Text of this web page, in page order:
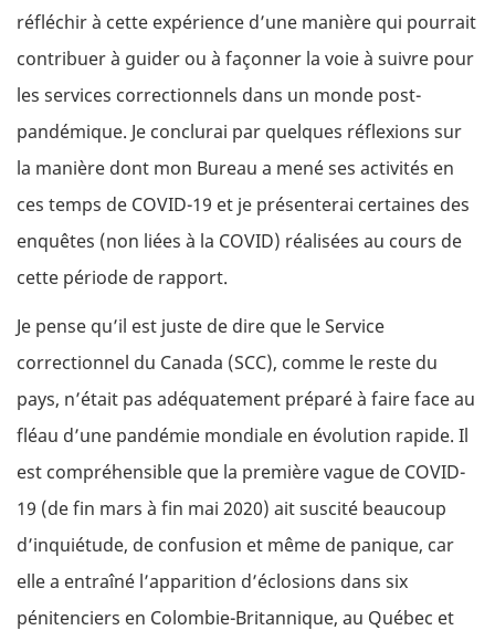
réfléchir à cette expérience d’une manière qui pourrait
contribuer à guider ou à façonner la voie à suivre pour
les services correctionnels dans un monde post-
pandémique. Je conclurai par quelques réflexions sur
la manière dont mon Bureau a mené ses activités en
ces temps de COVID-19 et je présenterai certaines des
enquêtes (non liées à la COVID) réalisées au cours de
cette période de rapport.
Je pense qu’il est juste de dire que le Service
correctionnel du Canada (SCC), comme le reste du
pays, n’était pas adéquatement préparé à faire face au
fléau d’une pandémie mondiale en évolution rapide. Il
est compréhensible que la première vague de COVID-
19 (de fin mars à fin mai 2020) ait suscité beaucoup
d’inquiétude, de confusion et même de panique, car
elle a entraîné l’apparition d’éclosions dans six
pénitenciers en Colombie-Britannique, au Québec et